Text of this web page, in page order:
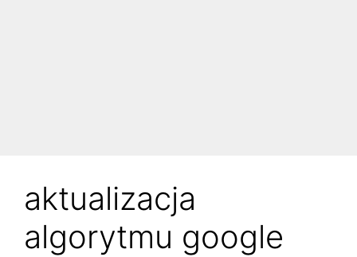
aktualizacja
algorytmu google